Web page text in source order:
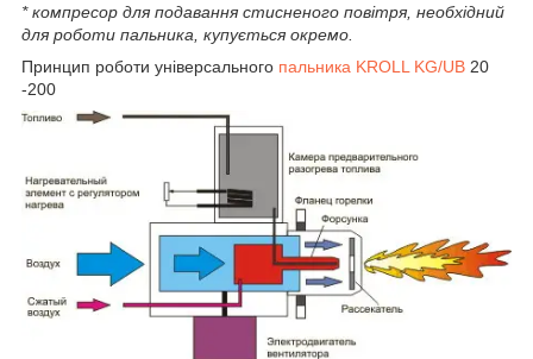
*компресор для подавання стисненого повітря, необхідний
для роботи пальника, купується окремо.
Принцип роботи універсального пальника KROLL KG/UB 20
-200